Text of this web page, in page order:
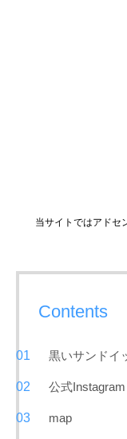
当サイトではアドセ
Contents
黒いサンドイ
公式Instagram
map